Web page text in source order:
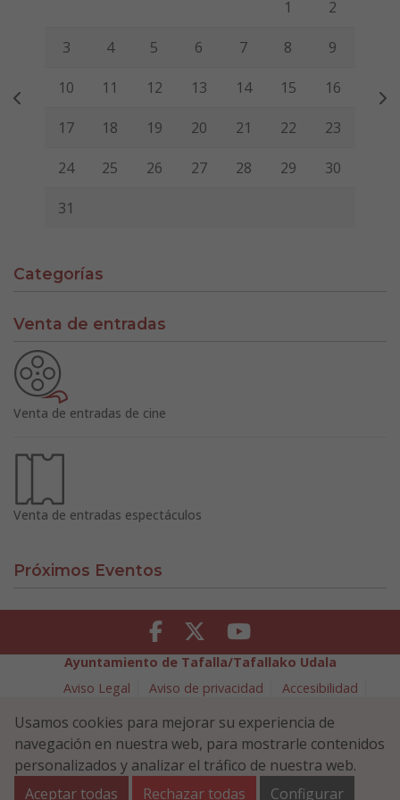
1 2
3 4 5 6 7 8 9
10 11 12 13 14 15 16
17 18 19 20 21 22 23
24 25 26 27 28 29 30
31
Categorías
Venta de entradas
Venta de entradas de cine
Venta de entradas espectáculos
Próximos Eventos
Facebook Twitter Youtube
Ayuntamiento de Tafalla/Tafallako Udala
Aviso Legal
Aviso de privacidad
Accesibilidad
Política de Seguridad de la Información
Plaza Navarra 5 - 31300 Tafalla (NAVARRA)
948 70 18 11
ayuntamiento@tafalla.es
Usamos cookies para mejorar su experiencia de
navegación en nuestra web, para mostrarle contenidos
personalizados y analizar el tráfico de nuestra web.
Aceptar todas
Rechazar todas Configurar